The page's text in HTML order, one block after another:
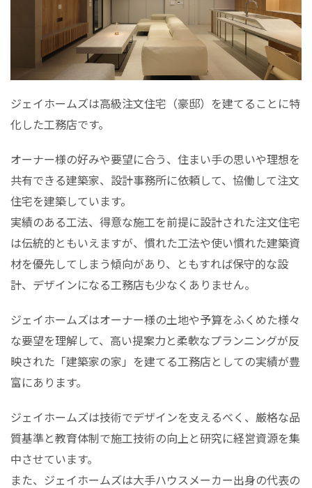
ジェイホームズは高級注文住宅（豪邸）を建てることに特
化した工務店です。
オーナー様の好みや要望に合う、住まい手の思いや理想を
共有できる建築家、設計事務所に依頼して、協働して注文
住宅を建築しています。
実績のある工法、得意な施工を前提に設計された注文住宅
は伝統的ともいえますが、慣れた工法や使い慣れた建築資
材を優先してしまう傾向があり、ともすれば保守的な設
計、デザインになる工務店も少なくありません。
ジェイホームズはオーナー様の土地や予算をふくめた様々
な要望を理解して、高い提案力と柔軟なプランニングが反
映された「建築家の家」を建てる工務店としての実績が豊
富にあります。
ジェイホームズは技術でデザインを支えるべく、厳格な品
質基準と教育体制で施工技術の向上と研究に経営資源を集
中させています。
また、ジェイホームズは大手ハウスメーカー出身の代表の